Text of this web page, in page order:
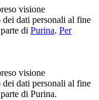
visione
dati personali al fine
di Purina. Per
visione
dati personali al fine
di Purina.